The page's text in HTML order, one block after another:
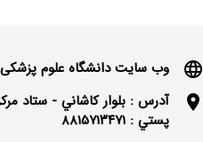
language
وب سایت دانشگاه علوم پزشکی
location_on
آدرس : بلوار كاشاني - ستاد
پستي : ۸۸۱۵۷۱۳۴۷۱